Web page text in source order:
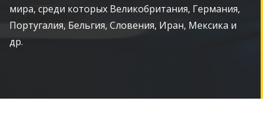
мира, среди которых Великобритания, Германия,
Португалия, Бельгия, Словения, Иран, Мексика и
др.